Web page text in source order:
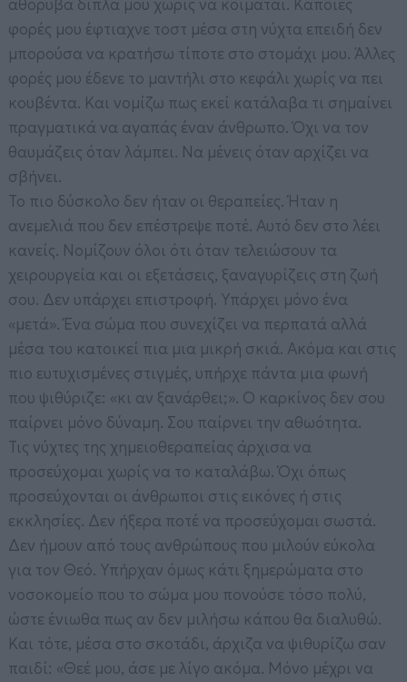
αθόρυβα δίπλα μου χωρίς να κοιμάται. Κάποιες
φορές μου έφτιαχνε τοστ μέσα στη νύχτα επειδή δεν
μπορούσα να κρατήσω τίποτε στο στομάχι μου. Άλλες
φορές μου έδενε το μαντήλι στο κεφάλι χωρίς να πει
κουβέντα. Και νομίζω πως εκεί κατάλαβα τι σημαίνει
πραγματικά να αγαπάς έναν άνθρωπο. Όχι να τον
θαυμάζεις όταν λάμπει. Να μένεις όταν αρχίζει να
σβήνει.
Το πιο δύσκολο δεν ήταν οι θεραπείες. Ήταν η
ανεμελιά που δεν επέστρεψε ποτέ. Αυτό δεν στο λέει
κανείς. Νομίζουν όλοι ότι όταν τελειώσουν τα
χειρουργεία και οι εξετάσεις, ξαναγυρίζεις στη ζωή
σου. Δεν υπάρχει επιστροφή. Υπάρχει μόνο ένα
«μετά». Ένα σώμα που συνεχίζει να περπατά αλλά
μέσα του κατοικεί πια μια μικρή σκιά. Ακόμα και στις
πιο ευτυχισμένες στιγμές, υπήρχε πάντα μια φωνή
που ψιθύριζε: «κι αν ξανάρθει;». Ο καρκίνος δεν σου
παίρνει μόνο δύναμη. Σου παίρνει την αθωότητα.
Τις νύχτες της χημειοθεραπείας άρχισα να
προσεύχομαι χωρίς να το καταλάβω. Όχι όπως
προσεύχονται οι άνθρωποι στις εικόνες ή στις
εκκλησίες. Δεν ήξερα ποτέ να προσεύχομαι σωστά.
Δεν ήμουν από τους ανθρώπους που μιλούν εύκολα
για τον Θεό. Υπήρχαν όμως κάτι ξημερώματα στο
νοσοκομείο που το σώμα μου πονούσε τόσο πολύ,
ώστε ένιωθα πως αν δεν μιλήσω κάπου θα διαλυθώ.
Και τότε, μέσα στο σκοτάδι, άρχιζα να ψιθυρίζω σαν
παιδί: «Θεέ μου, άσε με λίγο ακόμα. Μόνο μέχρι να